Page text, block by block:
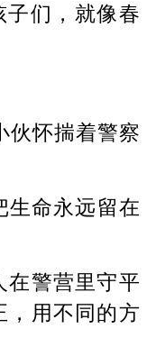
子们，就像春
伙怀揣着警察
生命永远留在
在警营里守平
，用不同的方